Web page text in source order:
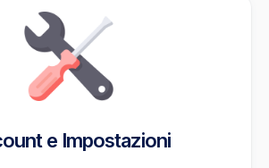
e Impostazioni